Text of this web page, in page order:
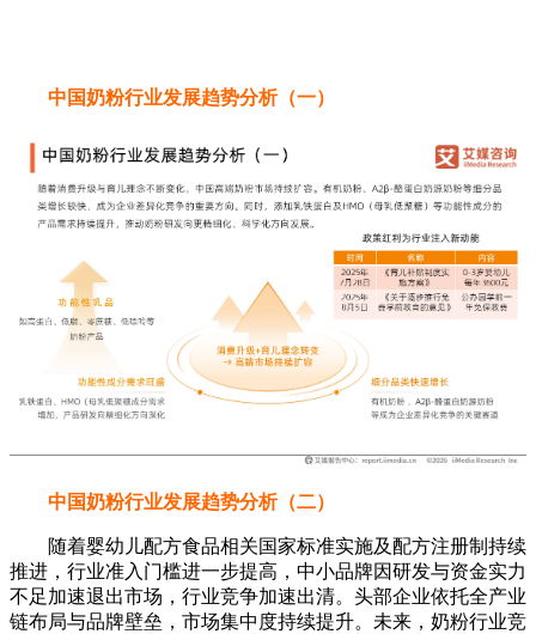
中国奶粉行业发展趋势分析（一）
中国奶粉行业发展趋势分析（二）
随着婴幼儿配方食品相关国家标准实施及配方注册制持续
推进，行业准入门槛进一步提高，中小品牌因研发与资金实力
不足加速退出市场，行业竞争加速出清。头部企业依托全产业
链布局与品牌壁垒，市场集中度持续提升。未来，奶粉行业竞